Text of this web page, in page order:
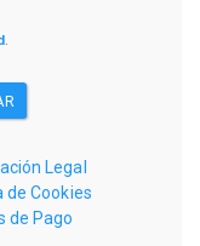
.
Legal
de Cookies
de Pago